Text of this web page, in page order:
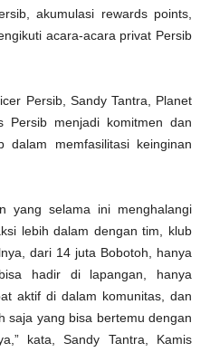
akumulasi rewards points,
acara-acara privat Persib
Persib, Sandy Tantra, Planet
Persib menjadi komitmen dan
dalam memfasilitasi keinginan
yang selama ini menghalangi
lebih dalam dengan tim, klub
dari 14 juta Bobotoh, hanya
hadir di lapangan, hanya
aktif di dalam komunitas, dan
saja yang bisa bertemu dengan
kata, Sandy Tantra, Kamis